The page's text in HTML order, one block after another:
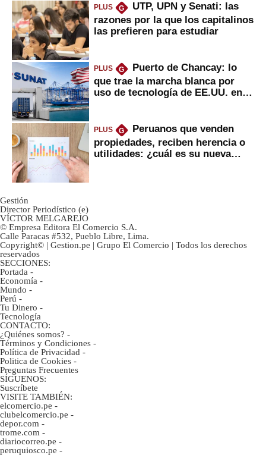
PLUS G
UTP, UPN y Senati: las
razones por la que los capitalinos
las prefieren para estudiar
PLUS G
Puerto de Chancay: lo
que trae la marcha blanca por
uso de tecnología de EE.UU. en
PLUS G
Peruanos que venden
propiedades, reciben herencia o
utilidades: ¿cuál es su nueva
Gestión
Director Periodístico (e)
VÍCTOR MELGAREJO
© Empresa Editora El Comercio S.A.
Calle Paracas #532, Pueblo Libre, Lima.
Copyright© | Gestion.pe | Grupo El Comercio | Todos los derechos
reservados
SECCIONES:
Portada -
Economía -
Mundo -
Perú -
Tu Dinero -
Tecnología
CONTACTO:
¿Quiénes somos? -
Términos y Condiciones -
Política de Privacidad -
Politica de Cookies -
Preguntas Frecuentes
SÍGUENOS:
Suscríbete
VISITE TAMBIÉN:
elcomercio.pe -
clubelcomercio.pe -
depor.com -
trome.com -
diariocorreo.pe -
peruquiosco.pe -